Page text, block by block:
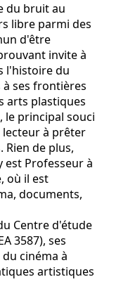
du bruit au
libre parmi des
d'être
invite à
l'histoire du
ses frontières
arts plastiques
le principal souci
à prêter
de plus,
est Professeur à
où il est
documents,
Centre d'étude
3587), ses
cinéma à
artistiques